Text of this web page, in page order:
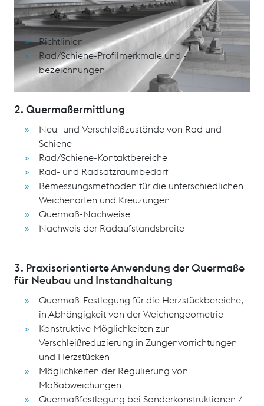
1. Grundlagen der Spurführung
Richtlinien
Rad/Schiene-Profilmerkmale und -
bezeichnungen
2. Quermaßermittlung
Neu- und Verschleißzustände von Rad und
Schiene
Rad/Schiene-Kontaktbereiche
Rad- und Radsatzraumbedarf
Bemessungsmethoden für die unterschiedlichen
Weichenarten und Kreuzungen
Quermaß-Nachweise
Nachweis der Radaufstandsbreite
3. Praxisorientierte Anwendung der Quermaße
für Neubau und Instandhaltung
Quermaß-Festlegung für die Herzstückbereiche,
in Abhängigkeit von der Weichengeometrie
Konstruktive Möglichkeiten zur
Verschleißreduzierung in Zungenvorrichtungen
und Herzstücken
Möglichkeiten der Regulierung von
Maßabweichungen
Quermaßfestlegung bei Sonderkonstruktionen /